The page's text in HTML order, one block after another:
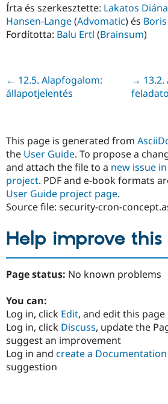
Írta és szerkesztette: Lakatos Diána
Hansen-Lange(Advomatic) és
Fordította: Balu Ertl (Brainsum)
Next
→ 13.2.
Previous
← 12.5. Alapfogalom:
állapotjelentés
This page is generated from
the User Guide. To propose a
and attach the file to a new issue
project. PDF and e-book formats
User Guide project page.
Source file: security-cron-
Help improve
Page status: No known problems
You can:
Log in, click Edit, and edit this page
Log in, click Discuss, update the
suggest an improvement
Log in and create a
suggestion